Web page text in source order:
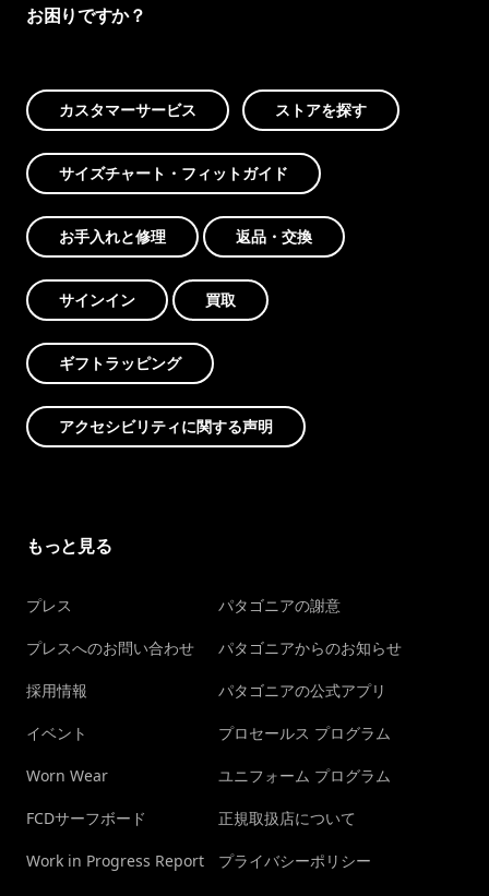
お困りですか？
カスタマーサービス ストアを探す
サイズチャート・フィットガイド
お手入れと修理 返品・交換
サインイン 買取
ギフトラッピング
アクセシビリティに関する声明
もっと見る
プレス
プレスへのお問い合わせ
採用情報
イベント
Worn Wear
FCDサーフボード
Work in Progress Report
パタゴニアの謝意
パタゴニアからのお知らせ
パタゴニアの公式アプリ
プロセールス プログラム
ユニフォーム プログラム
正規取扱店について
プライバシーポリシー